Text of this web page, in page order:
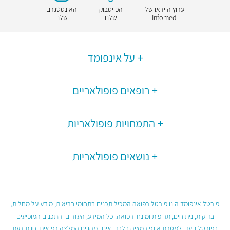
ערוץ הוידאו של
Infomed
הפייסבוק
שלנו
האינסטגרם
שלנו
על אינפומד
רופאים פופולאריים
התמחויות פופולאריות
נושאים פופולאריות
פורטל אינפומד הינו פורטל רפואה המכיל תכנים בתחומי בריאות, מידע על מחלות,
בדיקות, ניתוחים, תרופות ומונחי רפואה. כל המידע, העזרים והתכנים המופיעים